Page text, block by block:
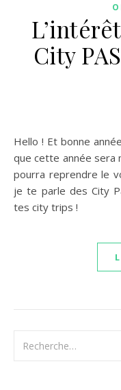
City
Hello ! Et bonne année 2021 ! Je pense qu’on espère tous
que cette année sera
pourra reprendre le
je te parle des City
tes city trips !